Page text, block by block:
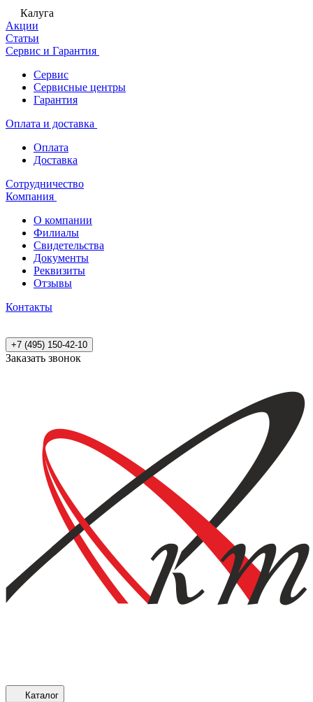
Калуга
Акции
Статьи
Сервис и Гарантия
Сервис
Сервисные центры
Гарантия
Оплата и доставка
Оплата
Доставка
Сотрудничество
Компания
О компании
Филиалы
Свидетельства
Документы
Реквизиты
Отзывы
Контакты
+7 (495) 150-42-10
Заказать звонок
Каталог